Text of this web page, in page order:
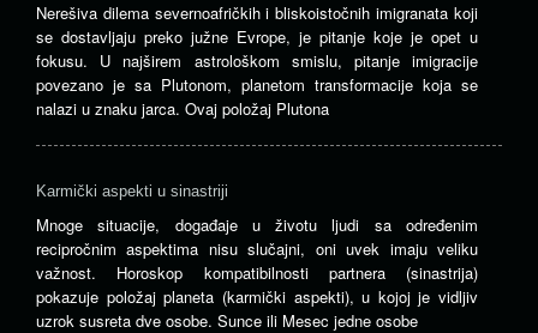
Nerešiva ​​dilema severnoafričkih i bliskoistočnih imigranata koji
se dostavljaju preko južne Evrope, je pitanje koje je opet u
fokusu. U najširem astrološkom smislu, pitanje imigracije
povezano je sa Plutonom, planetom transformacije koja se
nalazi u znaku jarca. Ovaj položaj Plutona
Karmički aspekti u sinastriji
Mnoge situacije, događaje u životu ljudi sa određenim
recipročnim aspektima nisu slučajni, oni uvek imaju veliku
važnost. Horoskop kompatibilnosti partnera (sinastrija)
pokazuje položaj planeta (karmički aspekti), u kojoj je vidljiv
uzrok susreta dve osobe. Sunce ili Mesec jedne osobe